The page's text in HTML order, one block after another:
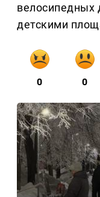
велосипедных
детскими
0 0